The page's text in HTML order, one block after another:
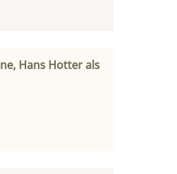
Hans Hotter als